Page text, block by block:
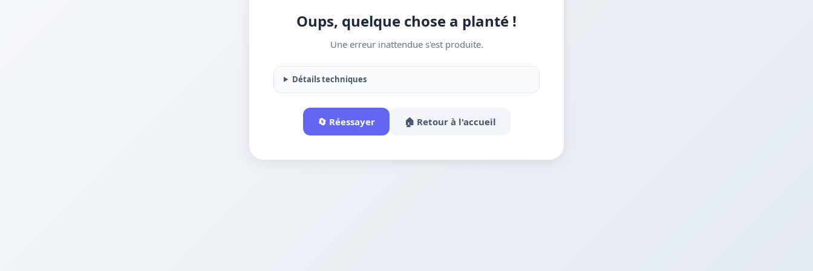
Oups, quelque chose a planté !
Une erreur inattendue s'est produite.
Détails techniques
🔄 Réessayer 🏠 Retour à l'accueil